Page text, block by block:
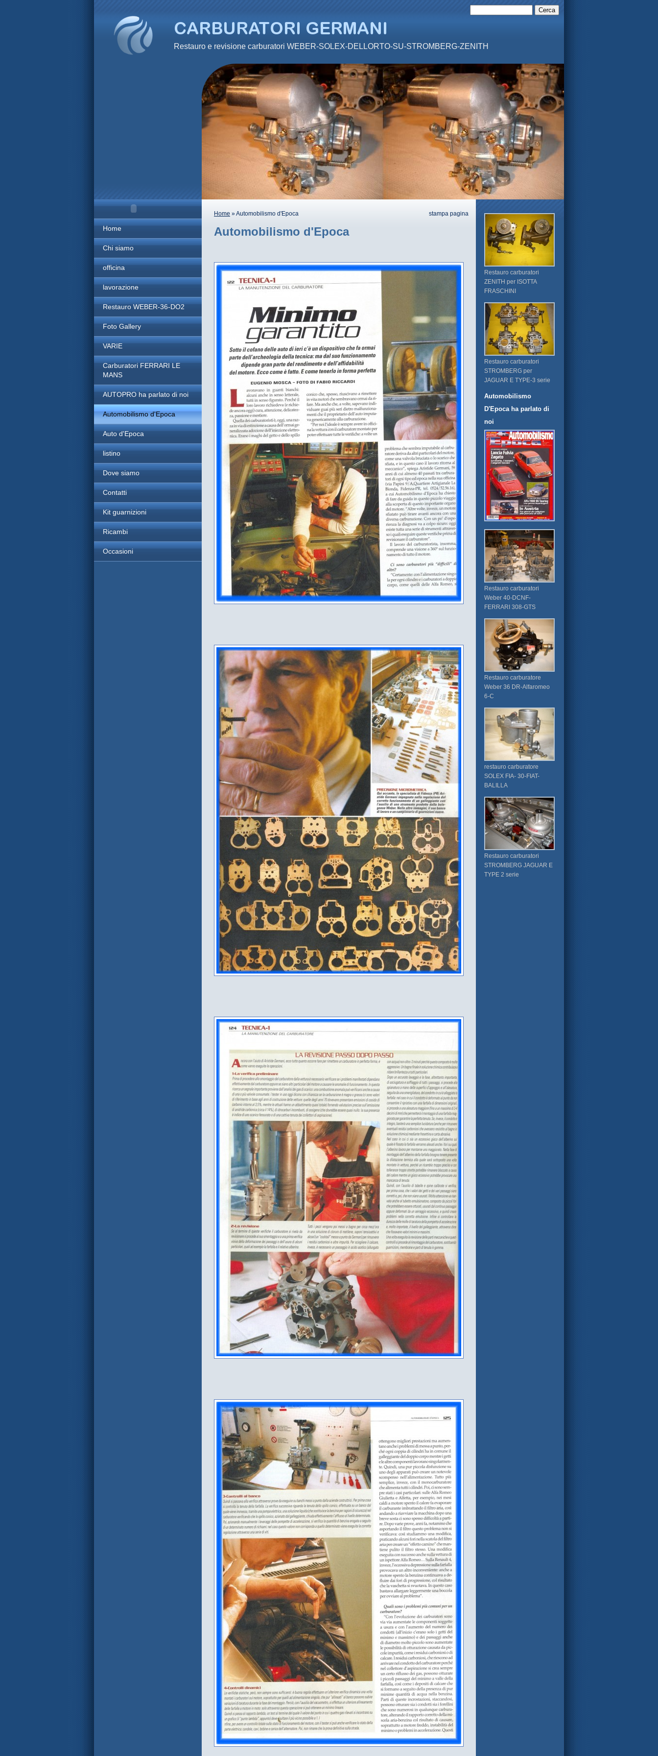
Restauro e revisione carburatori WEBER-SOLEX-DELLORTO-SU-STROMBERG-ZENITH
Home
Chi siamo
officina
lavorazione
Restauro WEBER-36-DO2
Foto Gallery
VARIE
Carburatori FERRARI LE
MANS
AUTOPRO ha parlato di noi
Automobilismo d'Epoca
Auto d'Epoca
listino
Dove siamo
Contatti
Kit guarnizioni
Ricambi
Occasioni
Home » Automobilismo d'Epoca
Automobilismo d'Epoca
stampa pagina
Restauro carburatori
ZENITH per ISOTTA
FRASCHINI
Restauro carburatori
STROMBERG per
JAGUAR E TYPE-3 serie
Automobilismo
D'Epoca ha parlato di
noi
Restauro carburatori
Weber 40-DCNF-
FERRARI 308-GTS
Restauro carburatore
Weber 36 DR-Alfaromeo
6-C
restauro carburatore
SOLEX FIA- 30-FIAT-
BALILLA
Restauro carburatori
STROMBERG JAGUAR E
TYPE 2 serie